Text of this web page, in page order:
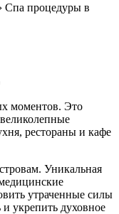
› Спа процедуры в
моментов. Это
рестораны и кафе
Уникальная
утраченные силы
и укрепить духовное